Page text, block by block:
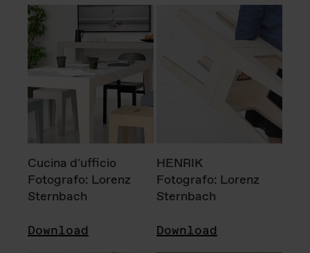
Cucina d'ufficio
Fotografo: Lorenz
Sternbach
Download
HENRIK
Fotografo: Lorenz
Sternbach
Download